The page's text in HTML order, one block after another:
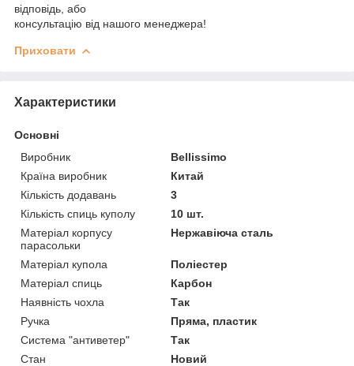
відповідь, або
консультацію від нашого менеджера!
Приховати
Характеристики
Основні
Виробник
Bellissimo
Країна виробник
Китай
Кількість додавань
3
Кількість спиць куполу
10 шт.
Матеріал корпусу
парасольки
Нержавіюча сталь
Матеріал купола
Поліестер
Матеріал спиць
Карбон
Наявність чохла
Так
Ручка
Пряма, пластик
Система "антиветер"
Так
Стан
Новий